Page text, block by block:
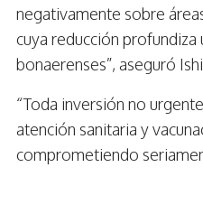
negativamente sobre
cuya reducción
bonaerenses”, aseguró
“Toda inversión no
atención sanitaria y
comprometiendo